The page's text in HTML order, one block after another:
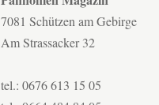
7081 Schützen am Gebirge
Am Strassacker 32
tel.: 0676 613 15 05